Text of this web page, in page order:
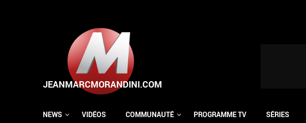
NEWS VIDÉOS COMMUNAUTÉ PROGRAMME TV SÉRIES